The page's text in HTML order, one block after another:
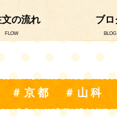
文の流れ
FLOW
ブロ
BLOG
＃京都 ＃山科